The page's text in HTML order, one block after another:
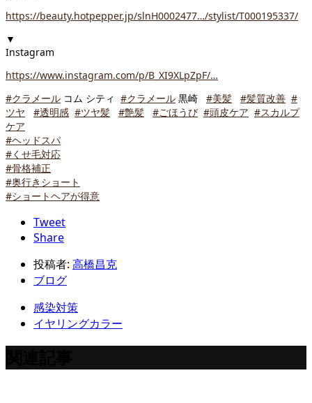
https://beauty.hotpepper.jp/slnH0002477…/stylist/T000195337/
▼
Instagram
https://www.instagram.com/p/B_XI9XLpZpF/…
#クラメール コム シティ #クラメール 黒崎 #美髪 #髪質改善 #
ツヤ
#透明感 #ツヤ髪 #艶髪 #ごほうび #頭皮ケア #スカルプ
ケア
#ヘッドスパ
#くせ毛対応
#骨格補正
#奥行きショート
#ショートヘアが得意
Tweet
Share
投稿者: 高橋昌克
ブログ
感染対策
イヤリングカラー